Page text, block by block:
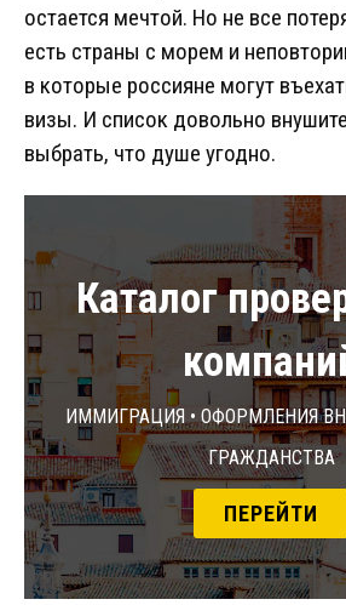
остается мечтой. Но не все
есть страны с морем и
в которые россияне могут
визы. И список довольно
выбрать, что душе угодно.
Каталог
Иммиграция • Оформления
гражданства
ПЕРЕЙТИ